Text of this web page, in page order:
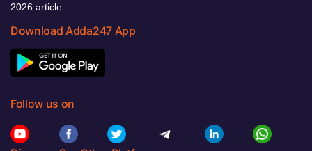
2026 article.
Download Adda247 App
Follow us on